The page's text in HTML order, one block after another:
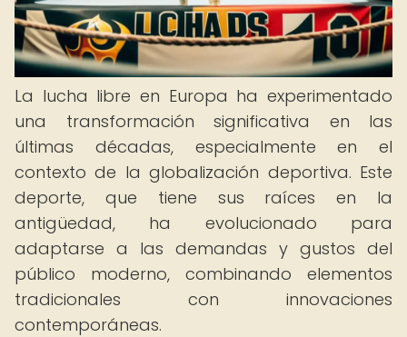
La lucha libre en Europa ha experimentado
una transformación significativa en las
últimas décadas, especialmente en el
contexto de la globalización deportiva. Este
deporte, que tiene sus raíces en la
antigüedad, ha evolucionado para
adaptarse a las demandas y gustos del
público moderno, combinando elementos
tradicionales con innovaciones
contemporáneas.